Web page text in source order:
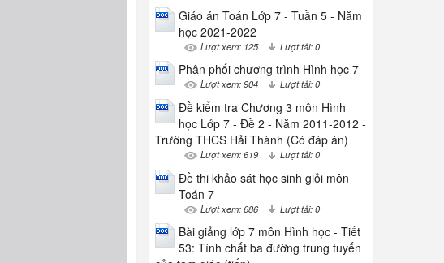
Giáo án Toán Lớp 7 - Tuần 5 - Năm
học 2021-2022
Lượt xem: 125 Lượt tải: 0
Phân phối chương trình Hình học 7
Lượt xem: 904 Lượt tải: 0
Đề kiểm tra Chương 3 môn Hình
học Lớp 7 - Đề 2 - Năm 2011-2012 -
Trường THCS Hải Thành (Có đáp án)
Lượt xem: 619 Lượt tải: 0
Đề thi khảo sát học sinh giỏi môn
Toán 7
Lượt xem: 686 Lượt tải: 0
Bài giảng lớp 7 môn Hình học - Tiết
53: Tính chất ba đường trung tuyến